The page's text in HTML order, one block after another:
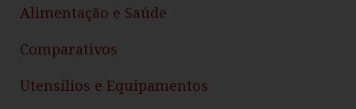
Alimentação e Saúde
Comparativos
Utensílios e Equipamentos